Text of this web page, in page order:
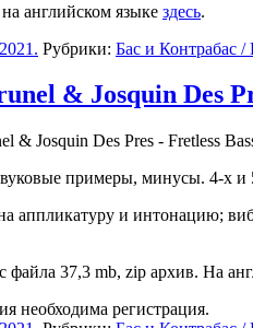
английском языке здесь.
. Рубрики: Бас и Контрабас /
& Josquin Des
примеры, минусы. 4-х и
аппликатуру и интонацию;
файла 37,3 mb, zip архив. На
необходима регистрация.